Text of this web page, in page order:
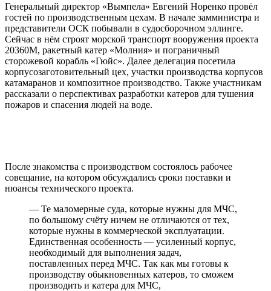
Генеральный директор «Вымпела» Евгений Норенко провёл
гостей по производственным цехам. В начале замминистра и
представители ОСК побывали в судосборочном эллинге.
Сейчас в нём строят морской транспорт вооружения проекта
20360М, ракетный катер «Молния» и пограничный
сторожевой корабль «Гюйс». Далее делегация посетила
корпусозаготовительный цех, участки производства корпусов
катамаранов и композитное производство. Также участникам
рассказали о перспективах разработки катеров для тушения
пожаров и спасения людей на воде.
После знакомства с производством состоялось рабочее
совещание, на котором обсуждались сроки поставки и
нюансы технического проекта.
— Те маломерные суда, которые нужны для МЧС,
по большому счёту ничем не отличаются от тех,
которые нужны в коммерческой эксплуатации.
Единственная особенность — усиленный корпус,
необходимый для выполнения задач,
поставленных перед МЧС. Так как мы готовы к
производству обыкновенных катеров, то сможем
производить и катера для МЧС,